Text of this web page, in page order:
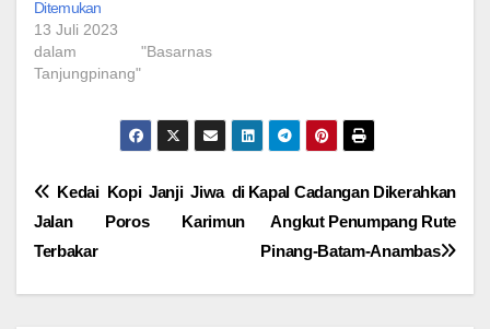
Ditemukan
13 Juli 2023
dalam "Basarnas
Tanjungpinang"
Navigasi
pos
Kapal Cadangan Dikerahkan
Angkut Penumpang Rute
Pinang-Batam-Anambas
Kedai Kopi Janji Jiwa di
Jalan Poros Karimun
Terbakar